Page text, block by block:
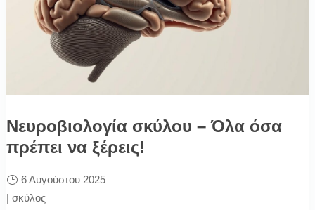
Νευροβιολογία σκύλου – Όλα όσα
πρέπει να ξέρεις!
6 Αυγούστου 2025
| σκύλος